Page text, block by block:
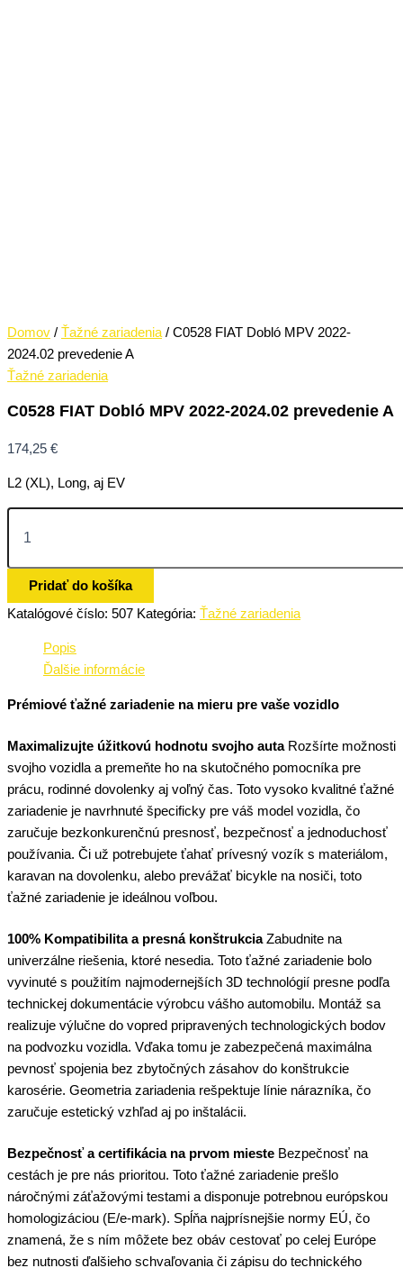
Domov / Ťažné zariadenia / C0528 FIAT Dobló MPV 2022-
2024.02 prevedenie A
Ťažné zariadenia
C0528 FIAT Dobló MPV 2022-2024.02 prevedenie A
174,25 €
L2 (XL), Long, aj EV
Pridať do košíka
Katalógové číslo: 507 Kategória: Ťažné zariadenia
Popis
Ďalšie informácie
Prémiové ťažné zariadenie na mieru pre vaše vozidlo
Maximalizujte úžitkovú hodnotu svojho autaRozšírte možnosti
svojho vozidla a premeňte ho na skutočného pomocníka pre
prácu, rodinné dovolenky aj voľný čas. Toto vysoko kvalitné ťažné
zariadenie je navrhnuté špecificky pre váš model vozidla, čo
zaručuje bezkonkurenčnú presnosť, bezpečnosť a jednoduchosť
používania. Či už potrebujete ťahať prívesný vozík s materiálom,
karavan na dovolenku, alebo prevážať bicykle na nosiči, toto
ťažné zariadenie je ideálnou voľbou.
100% Kompatibilita a presná konštrukciaZabudnite na
univerzálne riešenia, ktoré nesedia. Toto ťažné zariadenie bolo
vyvinuté s použitím najmodernejších 3D technológií presne podľa
technickej dokumentácie výrobcu vášho automobilu. Montáž sa
realizuje výlučne do vopred pripravených technologických bodov
na podvozku vozidla. Vďaka tomu je zabezpečená maximálna
pevnosť spojenia bez zbytočných zásahov do konštrukcie
karosérie. Geometria zariadenia rešpektuje línie nárazníka, čo
zaručuje estetický vzhľad aj po inštalácii.
Bezpečnosť a certifikácia na prvom mieste Bezpečnosť na
cestách je pre nás prioritou. Toto ťažné zariadenie prešlo
náročnými záťažovými testami a disponuje potrebnou európskou
homologizáciou (E/e-mark). Spĺňa najprísnejšie normy EÚ, čo
znamená, že s ním môžete bez obáv cestovať po celej Európe
bez nutnosti ďalšieho schvaľovania či zápisu do technického